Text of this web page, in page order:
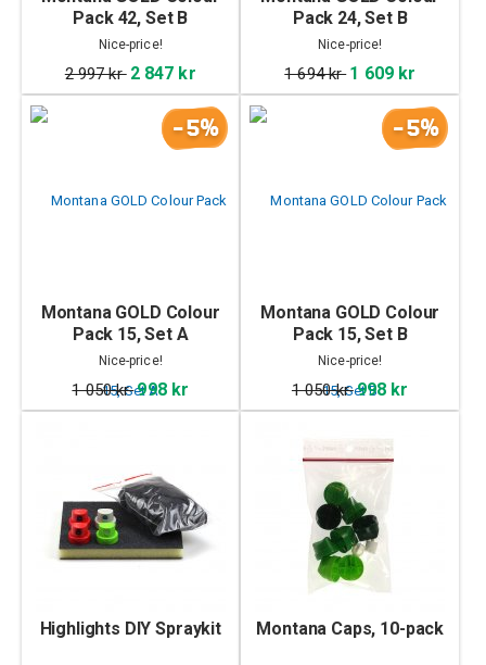
Pack 42, Set B
Nice-price!
2 997 kr 2 847 kr
Pack 24, Set B
Nice-price!
1 694 kr 1 609 kr
-5%
Montana GOLD Colour
Pack 15, Set A
Nice-price!
1 050 kr998 kr
-5%
Montana GOLD Colour
Pack 15, Set B
Nice-price!
1 050 kr998 kr
Highlights DIY Spraykit Montana Caps, 10-pack